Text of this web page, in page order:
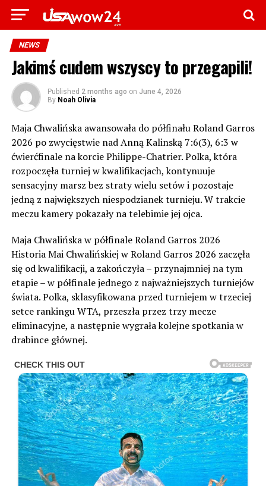
NEWS
Jakimś cudem wszyscy to przegapili!
Published 2 months ago on June 4, 2026
By Noah Olivia
Maja Chwalińska awansowała do półfinału Roland Garros
2026 po zwycięstwie nad Anną Kalinską 7:6(3), 6:3 w
ćwierćfinale na korcie Philippe-Chatrier. Polka, która
rozpoczęła turniej w kwalifikacjach, kontynuuje
sensacyjny marsz bez straty wielu setów i pozostaje
jedną z największych niespodzianek turnieju. W trakcie
meczu kamery pokazały na telebimie jej ojca.
Maja Chwalińska w półfinale Roland Garros 2026
Historia Mai Chwalińskiej w Roland Garros 2026 zaczęła
się od kwalifikacji, a zakończyła – przynajmniej na tym
etapie – w półfinale jednego z najważniejszych turniejów
świata. Polka, sklasyfikowana przed turniejem w trzeciej
setce rankingu WTA, przeszła przez trzy mecze
eliminacyjne, a następnie wygrała kolejne spotkania w
drabince głównej.